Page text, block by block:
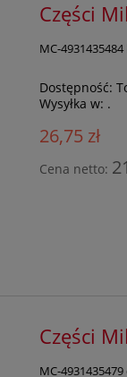
Części
MC-
Dostępność:
Wysyłka w: .
26,75 zł
Cena netto:
Części
MC-